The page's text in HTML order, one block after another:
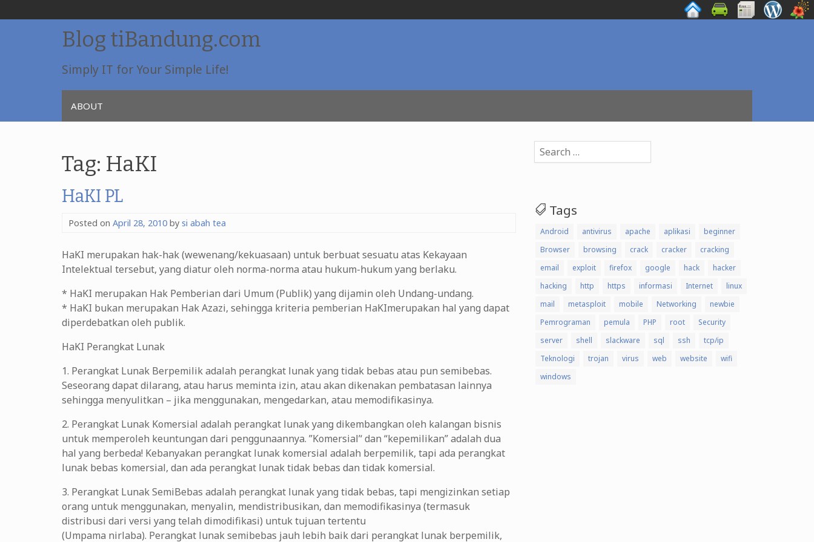
Skip
Blog tiBandung.com
Simply IT for Your Simple Life!
ABOUT
Tag: HaKI
HaKI PL
Posted on April 28, 2010 by si abah tea
HaKI merupakan hak-hak (wewenang/kekuasaan) untuk berbuat sesuatu atas Kekayaan
Intelektual tersebut, yang diatur oleh norma-norma atau hukum-hukum yang berlaku.
* HaKI merupakan Hak Pemberian dari Umum (Publik) yang dijamin oleh Undang-undang.
* HaKI bukan merupakan Hak Azazi, sehingga kriteria pemberian HaKImerupakan hal yang dapat
diperdebatkan oleh publik.
HaKI Perangkat Lunak
1. Perangkat Lunak Berpemilik adalah perangkat lunak yang tidak bebas atau pun semibebas.
Seseorang dapat dilarang, atau harus meminta izin, atau akan dikenakan pembatasan lainnya
sehingga menyulitkan – jika menggunakan, mengedarkan, atau memodifikasinya.
2. Perangkat Lunak Komersial adalah perangkat lunak yang dikembangkan oleh kalangan bisnis
untuk memperoleh keuntungan dari penggunaannya. ”Komersial’‘ dan “kepemilikan” adalah dua
hal yang berbeda! Kebanyakan perangkat lunak komersial adalah berpemilik, tapi ada perangkat
lunak bebas komersial, dan ada perangkat lunak tidak bebas dan tidak komersial.
3. Perangkat Lunak SemiBebas adalah perangkat lunak yang tidak bebas, tapi mengizinkan setiap
orang untuk menggunakan, menyalin, mendistribusikan, dan memodifikasinya (termasuk
distribusi dari versi yang telah dimodifikasi) untuk tujuan tertentu
(Umpama nirlaba). Perangkat lunak semibebas jauh lebih baik dari perangkat lunak berpemilik,
for:
Tags
Android antivirus apache aplikasi
beginner
Browser
browsing crack cracker
cracking
email
exploit firefox google hack
hacker
hacking
http https informasi Internet
linux
mail
metasploit mobile Networking
newbie
Pemrograman
pemula PHP root
Security
server
shell slackware sql ssh
tcp/ip
Teknologi
trojan virus web website
wifi
windows